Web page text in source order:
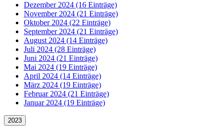
Dezember 2024 (16 Einträge)
November 2024 (21 Einträge)
Oktober 2024 (22 Einträge)
September 2024 (21 Einträge)
August 2024 (14 Einträge)
Juli 2024 (28 Einträge)
Juni 2024 (21 Einträge)
Mai 2024 (19 Einträge)
April 2024 (14 Einträge)
März 2024 (19 Einträge)
Februar 2024 (21 Einträge)
Januar 2024 (19 Einträge)
2023